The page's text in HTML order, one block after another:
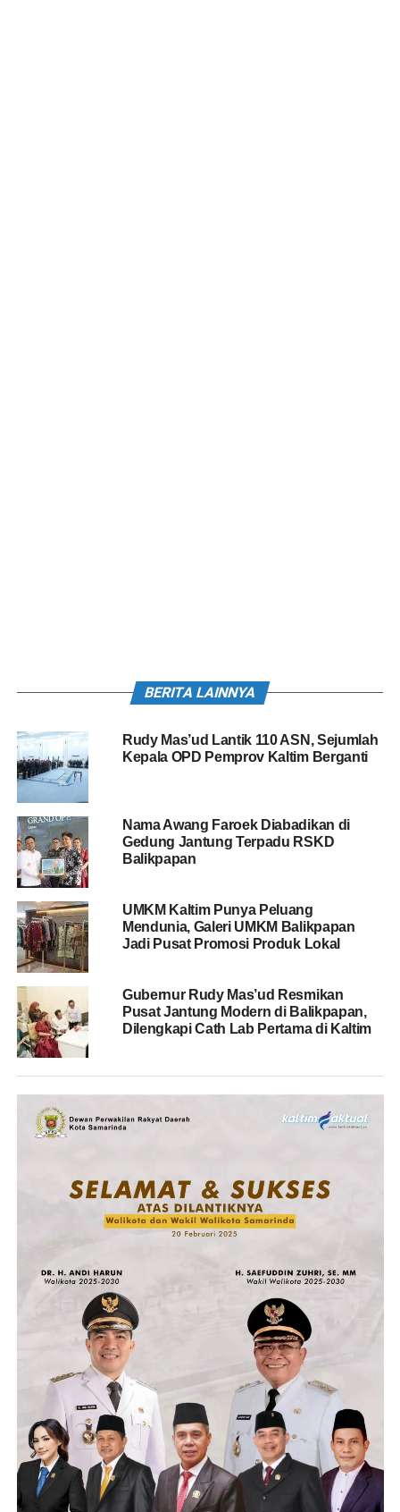
BERITA LAINNYA
Rudy Mas’ud Lantik 110 ASN, Sejumlah
Kepala OPD Pemprov Kaltim Berganti
Nama Awang Faroek Diabadikan di
Gedung Jantung Terpadu RSKD
Balikpapan
UMKM Kaltim Punya Peluang
Mendunia, Galeri UMKM Balikpapan
Jadi Pusat Promosi Produk Lokal
Gubernur Rudy Mas’ud Resmikan
Pusat Jantung Modern di Balikpapan,
Dilengkapi Cath Lab Pertama di Kaltim